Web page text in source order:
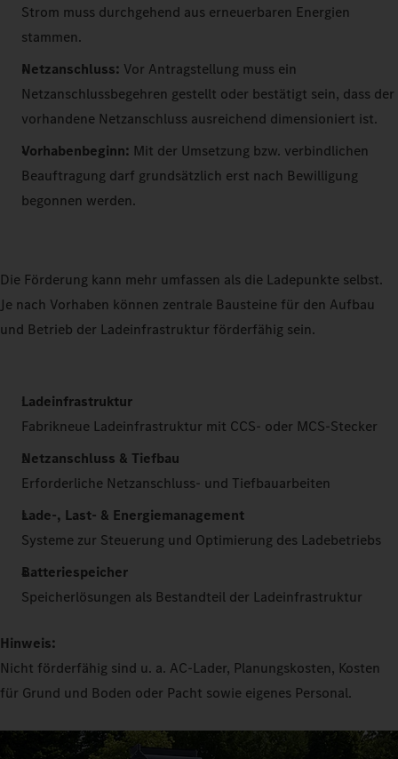
Strom muss durchgehend aus erneuerbaren Energien
stammen.
Netzanschluss: Vor Antragstellung muss ein
Netzanschlussbegehren gestellt oder bestätigt sein, dass der
vorhandene Netzanschluss ausreichend dimensioniert ist.
Vorhabenbeginn: Mit der Umsetzung bzw. verbindlichen
Beauftragung darf grundsätzlich erst nach Bewilligung
begonnen werden.
Die Förderung kann mehr umfassen als die Ladepunkte selbst.
Je nach Vorhaben können zentrale Bausteine für den Aufbau
und Betrieb der Ladeinfrastruktur förderfähig sein.
Ladeinfrastruktur
Fabrikneue Ladeinfrastruktur mit CCS- oder MCS-Stecker
Netzanschluss & Tiefbau
Erforderliche Netzanschluss- und Tiefbauarbeiten
Lade-, Last- & Energiemanagement
Systeme zur Steuerung und Optimierung des Ladebetriebs
Batteriespeicher
Speicherlösungen als Bestandteil der Ladeinfrastruktur
Hinweis:
Nicht förderfähig sind u. a. AC-Lader, Planungskosten, Kosten
für Grund und Boden oder Pacht sowie eigenes Personal.